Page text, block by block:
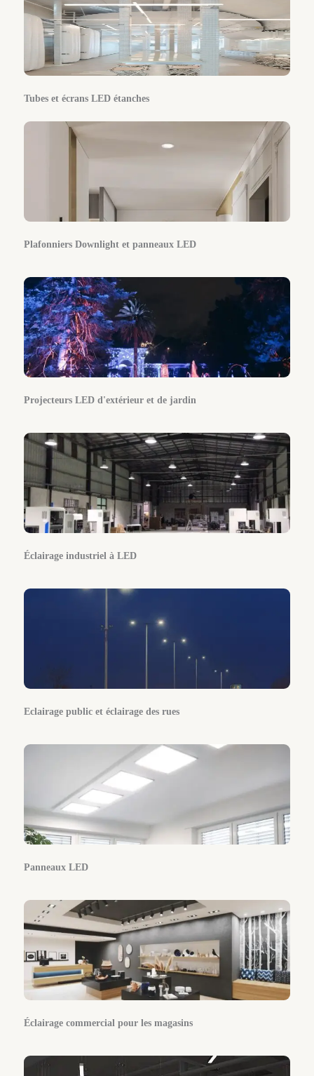
Tubes et écrans LED étanches
Plafonniers Downlight et panneaux LED
Projecteurs LED d'extérieur et de jardin
Éclairage industriel à LED
Eclairage public et éclairage des rues
Panneaux LED
Éclairage commercial pour les magasins